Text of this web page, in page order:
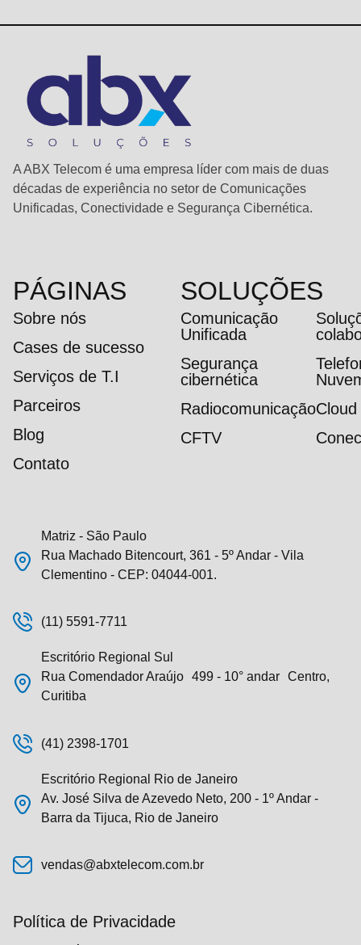
A ABX Telecom é uma empresa líder com mais de duas
décadas de experiência no setor de Comunicações
Unificadas, Conectividade e Segurança Cibernética.
PÁGINAS
Sobre nós
Cases de sucesso
Serviços de T.I
Parceiros
Blog
Contato
SOLUÇÕES
Comunicação
Unificada
Segurança
cibernética
RadiocomunicaçãoCloud
CFTV
Matriz - São Paulo
Rua Machado Bitencourt, 361 - 5º Andar - Vila
Clementino - CEP: 04044-001.
(11) 5591-7711
Escritório Regional Sul
Rua Comendador Araújo 499 - 10° andar Centro,
Curitiba
(41) 2398-1701
Escritório Regional Rio de Janeiro
Av. José Silva de Azevedo Neto, 200 - 1º Andar -
Barra da Tijuca, Rio de Janeiro
vendas@abxtelecom.com.br
Política de Privacidade